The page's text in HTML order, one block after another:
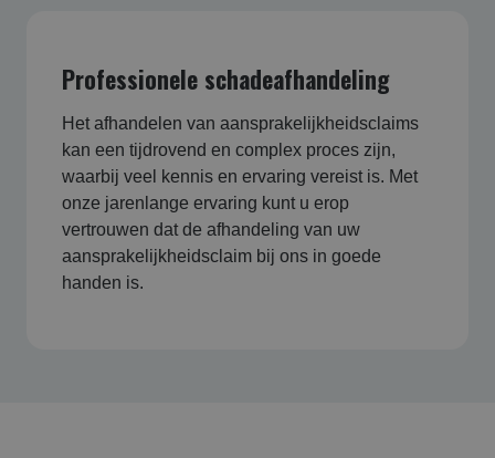
Professionele schadeafhandeling
Het afhandelen van aansprakelijkheidsclaims
kan een tijdrovend en complex proces zijn,
waarbij veel kennis en ervaring vereist is. Met
onze jarenlange ervaring kunt u erop
vertrouwen dat de afhandeling van uw
aansprakelijkheidsclaim bij ons in goede
handen is.